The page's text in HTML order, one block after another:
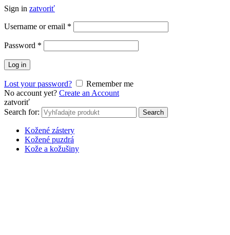
Sign in zatvoriť
Username or email *
Password *
Log in
Lost your password?
Remember me
No account yet? Create an Account
zatvoriť
Search for:
Search
Kožené zástery
Kožené puzdrá
Kože a kožušiny